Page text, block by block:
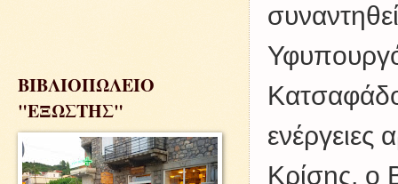
ενέργειες
Κρίσης, ο
ΒΙΒΛΙΟΠΩΛΕΙΟ
"ΕΞΩΣΤΗΣ"